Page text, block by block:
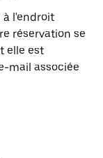
à l'endroit
réservation se
elle est
mail associée